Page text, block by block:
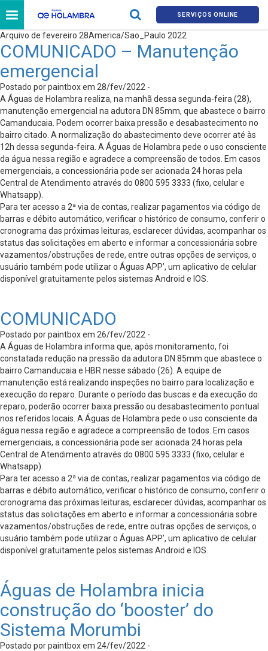
SERVIÇOS ONLINE
Arquivo de fevereiro 28America/Sao_Paulo 2022
COMUNICADO – Manutenção
emergencial
Postado por paintbox em 28/fev/2022 -
A Águas de Holambra realiza, na manhã dessa segunda-feira (28),
manutenção emergencial na adutora DN 85mm, que abastece o bairro
Camanducaia. Podem ocorrer baixa pressão e desabastecimento no
bairro citado. A normalização do abastecimento deve ocorrer até às
12h dessa segunda-feira. A Águas de Holambra pede o uso consciente
da água nessa região e agradece a compreensão de todos. Em casos
emergenciais, a concessionária pode ser acionada 24 horas pela
Central de Atendimento através do 0800 595 3333 (fixo, celular e
Whatsapp).
Para ter acesso a 2ª via de contas, realizar pagamentos via código de
barras e débito automático, verificar o histórico de consumo, conferir o
cronograma das próximas leituras, esclarecer dúvidas, acompanhar os
status das solicitações em aberto e informar a concessionária sobre
vazamentos/obstruções de rede, entre outras opções de serviços, o
usuário também pode utilizar o Águas APP’, um aplicativo de celular
disponível gratuitamente pelos sistemas Android e IOS.
COMUNICADO
Postado por paintbox em 26/fev/2022 -
A Águas de Holambra informa que, após monitoramento, foi
constatada redução na pressão da adutora DN 85mm que abastece o
bairro Camanducaia e HBR nesse sábado (26). A equipe de
manutenção está realizando inspeções no bairro para localização e
execução do reparo. Durante o período das buscas e da execução do
reparo, poderão ocorrer baixa pressão ou desabastecimento pontual
nos referidos locais. A Águas de Holambra pede o uso consciente da
água nessa região e agradece a compreensão de todos. Em casos
emergenciais, a concessionária pode ser acionada 24 horas pela
Central de Atendimento através do 0800 595 3333 (fixo, celular e
Whatsapp).
Para ter acesso a 2ª via de contas, realizar pagamentos via código de
barras e débito automático, verificar o histórico de consumo, conferir o
cronograma das próximas leituras, esclarecer dúvidas, acompanhar os
status das solicitações em aberto e informar a concessionária sobre
vazamentos/obstruções de rede, entre outras opções de serviços, o
usuário também pode utilizar o Águas APP’, um aplicativo de celular
disponível gratuitamente pelos sistemas Android e IOS.
Águas de Holambra inicia
construção do ‘booster’ do
Sistema Morumbi
Postado por paintbox em 24/fev/2022 -